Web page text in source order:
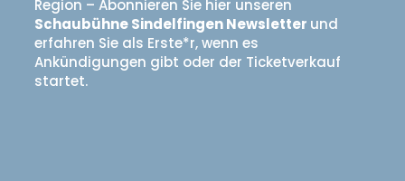
Region – Abonnieren Sie hier unseren
Schaubühne Sindelfingen Newsletter und
erfahren Sie als Erste*r, wenn es
Ankündigungen gibt oder der Ticketverkauf
startet.